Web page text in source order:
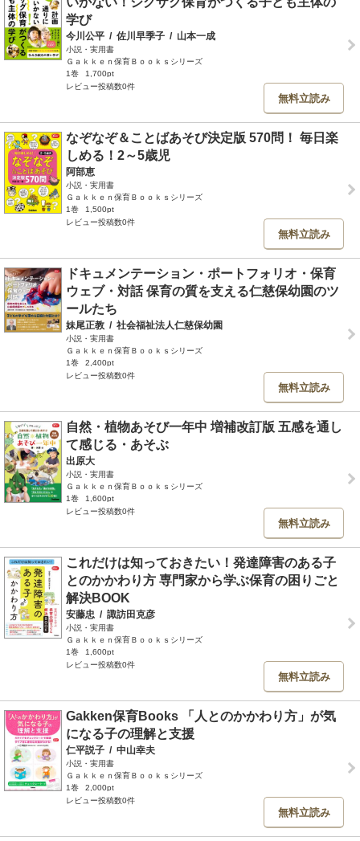
学び
今川公平 / 佐川早季子 / 山本一成
小説・実用書
Ｇａｋｋｅｎ保育Ｂｏｏｋｓシリーズ
1巻
1,700pt
レビュー投稿数0件
無料立読み
なぞなぞ＆ことばあそび決定版 570問！ 毎日楽
しめる！2～5歳児
阿部恵
小説・実用書
Ｇａｋｋｅｎ保育Ｂｏｏｋｓシリーズ
1巻
1,500pt
レビュー投稿数0件
無料立読み
ドキュメンテーション・ポートフォリオ・保育
ウェブ・対話 保育の質を支える仁慈保幼園のツ
ールたち
妹尾正教 / 社会福祉法人仁慈保幼園
小説・実用書
Ｇａｋｋｅｎ保育Ｂｏｏｋｓシリーズ
1巻
2,400pt
レビュー投稿数0件
無料立読み
自然・植物あそび一年中 増補改訂版 五感を通し
て感じる・あそぶ
出原大
小説・実用書
Ｇａｋｋｅｎ保育Ｂｏｏｋｓシリーズ
1巻
1,600pt
レビュー投稿数0件
無料立読み
これだけは知っておきたい！発達障害のある子
とのかかわり方 専門家から学ぶ保育の困りごと
解決BOOK
安藤忠 / 諏訪田克彦
小説・実用書
Ｇａｋｋｅｎ保育Ｂｏｏｋｓシリーズ
1巻
1,600pt
レビュー投稿数0件
無料立読み
Gakken保育Books 「人とのかかわり方」が気
になる子の理解と支援
仁平説子 / 中山幸夫
小説・実用書
Ｇａｋｋｅｎ保育Ｂｏｏｋｓシリーズ
1巻
2,000pt
レビュー投稿数0件
無料立読み